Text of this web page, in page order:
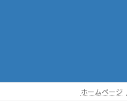
ホームページ